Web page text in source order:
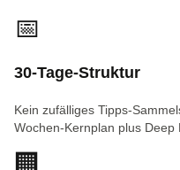
📅
30-Tage-Struktur
Kein zufälliges Tipps-
Wochen-Kernplan plus